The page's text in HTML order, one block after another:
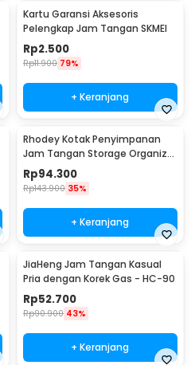
Kartu Garansi Aksesoris
Pelengkap Jam Tangan SKMEI
Rp2.500
Rp11.900 79%
+ Keranjang
Rhodey Kotak Penyimpanan
Jam Tangan Storage Organizer
Luxury 12 Slot - Z-0003
Rp94.300
Rp143.900 35%
+ Keranjang
JiaHeng Jam Tangan Kasual
Pria dengan Korek Gas - HC-90
Rp52.700
Rp90.900 43%
+ Keranjang